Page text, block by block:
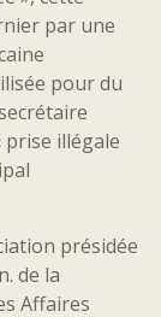
par une
pour du
prise illégale
présidée
de la
Affaires